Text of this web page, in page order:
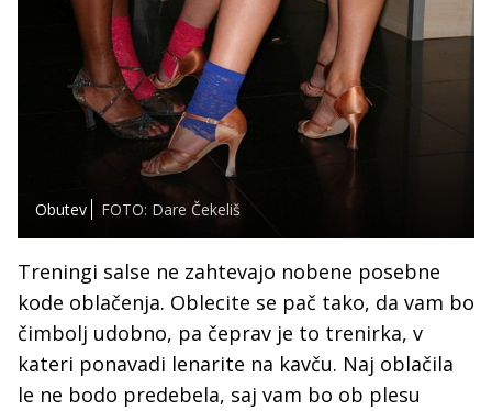
Obutev FOTO: Dare Čekeliš
Treningi salse ne zahtevajo nobene posebne
kode oblačenja. Oblecite se pač tako, da vam bo
čimbolj udobno, pa čeprav je to trenirka, v
kateri ponavadi lenarite na kavču. Naj oblačila
le ne bodo predebela, saj vam bo ob plesu